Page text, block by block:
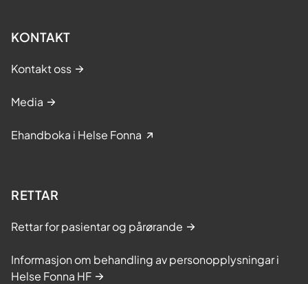
KONTAKT
Kontakt oss
Media
Ehandboka i Helse Fonna
RETTAR
Rettar for pasientar og pårørande
Informasjon om behandling av personopplysningar i
Helse Fonna HF